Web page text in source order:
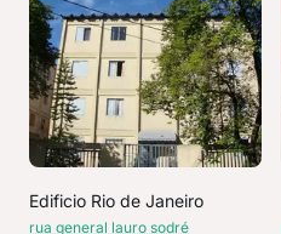
Edificio Rio de Janeiro
rua general lauro sodré